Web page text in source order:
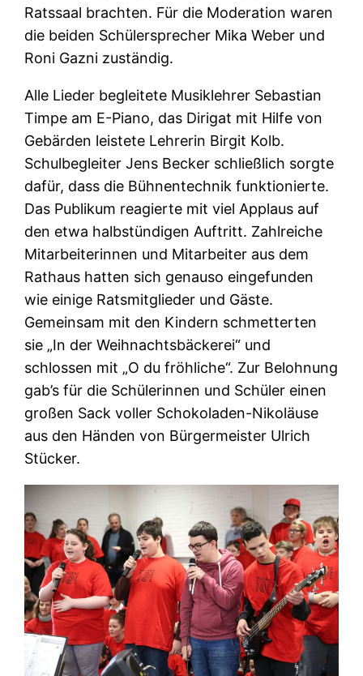
Ratssaal brachten. Für die Moderation waren
die beiden Schülersprecher Mika Weber und
Roni Gazni zuständig.
Alle Lieder begleitete Musiklehrer Sebastian
Timpe am E-Piano, das Dirigat mit Hilfe von
Gebärden leistete Lehrerin Birgit Kolb.
Schulbegleiter Jens Becker schließlich sorgte
dafür, dass die Bühnentechnik funktionierte.
Das Publikum reagierte mit viel Applaus auf
den etwa halbstündigen Auftritt. Zahlreiche
Mitarbeiterinnen und Mitarbeiter aus dem
Rathaus hatten sich genauso eingefunden
wie einige Ratsmitglieder und Gäste.
Gemeinsam mit den Kindern schmetterten
sie „In der Weihnachtsbäckerei“ und
schlossen mit „O du fröhliche“. Zur Belohnung
gab’s für die Schülerinnen und Schüler einen
großen Sack voller Schokoladen-Nikoläuse
aus den Händen von Bürgermeister Ulrich
Stücker.